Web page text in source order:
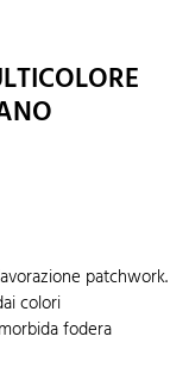
patchwork.
colori
fodera